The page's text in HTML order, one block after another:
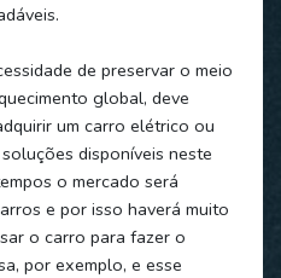
de preservar o meio
global, deve
um carro elétrico ou
disponíveis neste
o mercado será
e por isso haverá muito
o carro para fazer o
por exemplo, e esse